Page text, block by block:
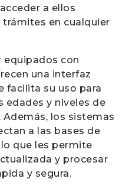
a ellos
en cualquier
equipados con
una interfaz
facilita su uso para
edades y niveles de
los sistemas
a las bases de
que les permite
y procesar
y segura.